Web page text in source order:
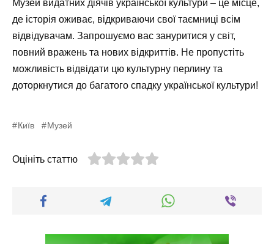
Музей видатних діячів української культури – це місце,
де історія оживає, відкриваючи свої таємниці всім
відвідувачам. Запрошуємо вас зануритися у світ,
повний вражень та нових відкриттів. Не пропустіть
можливість відвідати цю культурну перлину та
доторкнутися до багатого спадку української культури!
Київ Музей
Оцініть статтю